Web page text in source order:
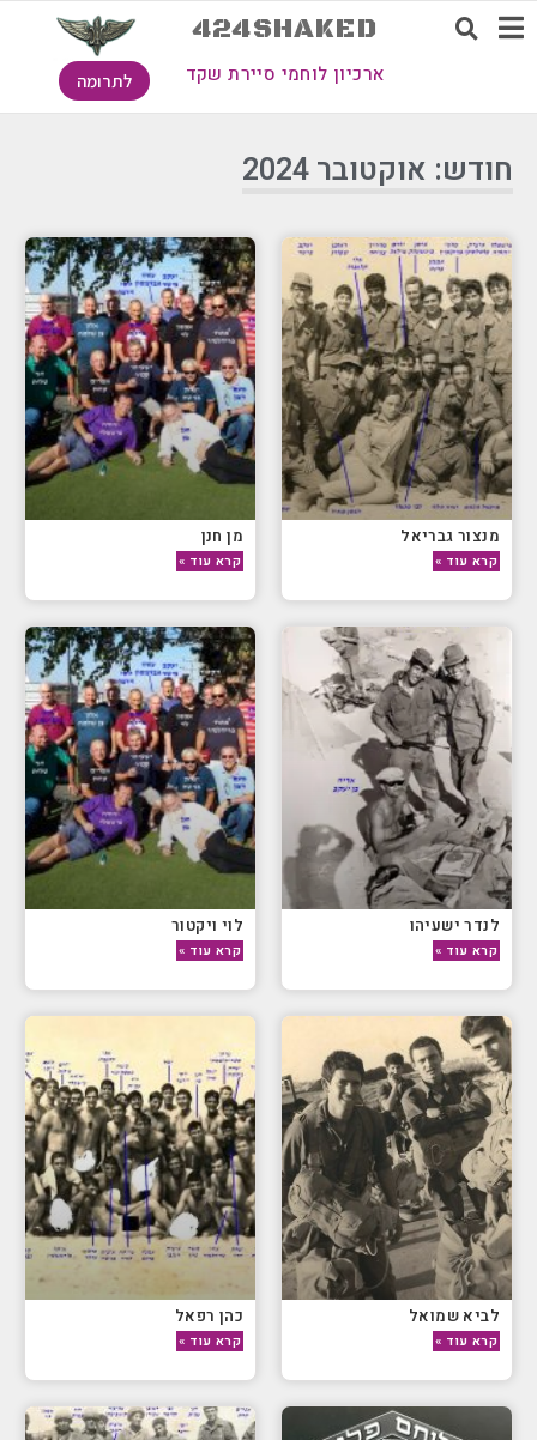
424SHAKED
ארכיון לוחמי סיירת שקד לתרומה
חודש: אוקטובר 2024
מנצור גבריאל
קרא עוד »
מן חנן
קרא עוד »
לנדר ישעיהו
קרא עוד »
לוי ויקטור
קרא עוד »
לביא שמואל
קרא עוד »
כהן רפאל
קרא עוד »